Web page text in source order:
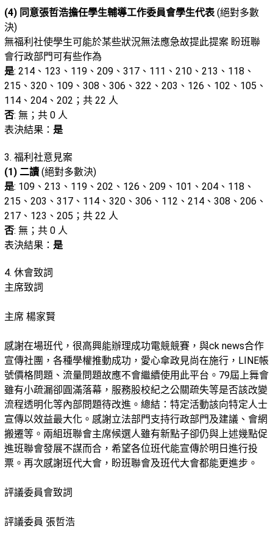
(4) 同意張哲浩擔任學生輔導工作委員會學生代表(絕對多數
決)
無福利社使學生可能於某些狀況無法應急故提此提案 盼班聯
會行政部門可有些作為
是: 214、123、119、209、317、111、210、213、118、
215、320、109、308、306、322、203、126、102、105、
114、204、202；共 22 人
否: 無；共 0 人
表決結果： 是
3. 福利社意見案
(1) 二讀(絕對多數決)
是: 109、213、119、202、126、209、101、204、118、
215、203、317、114、320、306、112、214、308、206、
217、123、205；共 22 人
否: 無；共 0 人
表決結果： 是
4. 休會致詞
主席致詞
主席 楊家賢
感謝在場班代，很高興能辦理成功電競競賽，與ck news合作
宣傳社團，各種學權推動成功，愛心傘政見尚在施行，LINE帳
號價格問題、流量問題故應不會繼續使用此平台。79屆上舞會
雖有小疏漏卻圓滿落幕，服務股校紀之公關疏失等是否該改變
流程透明化等內部問題待改進。總結：特定活動該向特定人士
宣傳以效益最大化。感謝立法部門支持行政部門及建議、會網
搬遷等。兩組班聯會主席候選人雖有新點子卻仍與上述幾點促
進班聯會發展不謀而合，希望各位班代能宣傳於明日進行投
票。再次感謝班代大會，盼班聯會及班代大會都能更進步。
評議委員會致詞
評議委員 張哲浩